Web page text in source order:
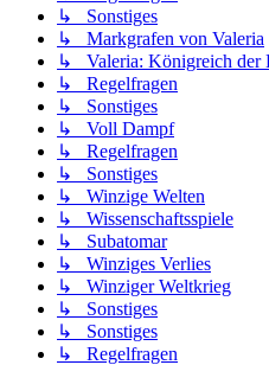
↳ Sonstiges
↳ Markgrafen von Valeria
↳ Valeria: Königreich der
↳ Regelfragen
↳ Sonstiges
↳ Voll Dampf
↳ Regelfragen
↳ Sonstiges
↳ Winzige Welten
↳ Wissenschaftsspiele
↳ Subatomar
↳ Winziges Verlies
↳ Winziger Weltkrieg
↳ Sonstiges
↳ Sonstiges
↳ Regelfragen